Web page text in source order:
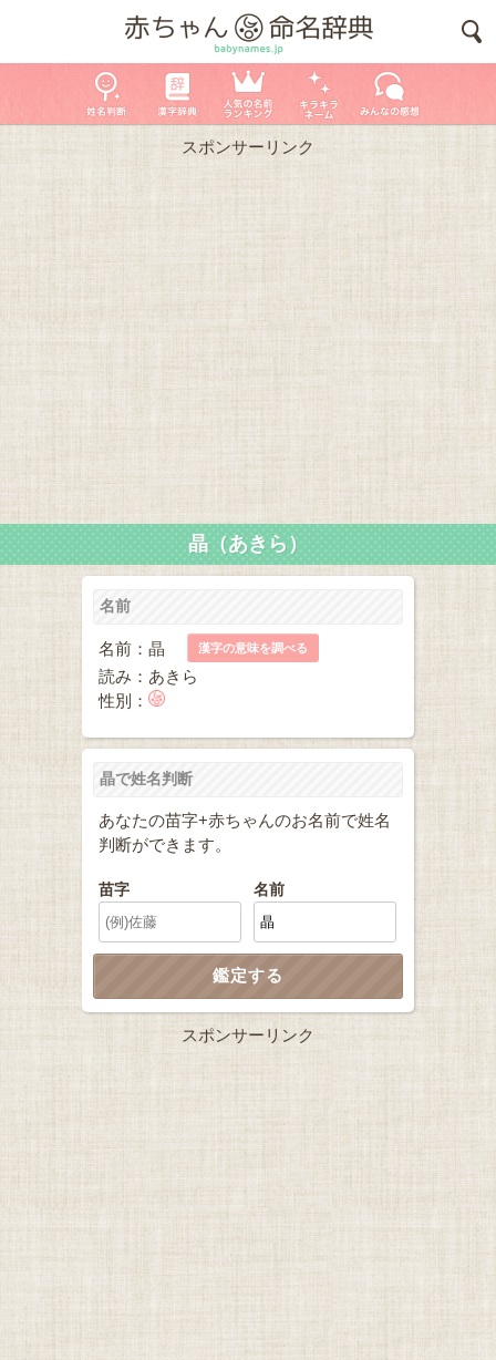
スポンサーリンク
晶（あきら）
名前
名前：晶 漢字の意味を調べる
読み：あきら
性別：
晶で姓名判断
あなたの苗字+赤ちゃんのお名前で姓名
判断ができます。
苗字 名前
スポンサーリンク